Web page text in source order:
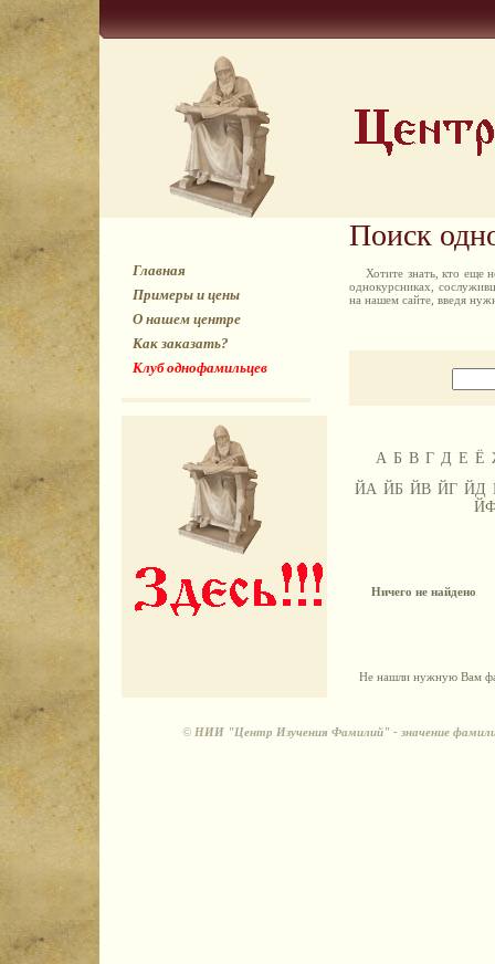
Главная
Примеры и цены
О нашем центре
Как заказать?
Клуб однофамильцев
Поиск
Хотите знать, кто еще
однокурсниках,
на нашем сайте, введя
А Б В Г Д Е Ё
ЙА ЙБ ЙВ ЙГ ЙД
Ничего не найдено
Не нашли нужную Вам
© НИИ "Центр Изучения Фамилий" - значение